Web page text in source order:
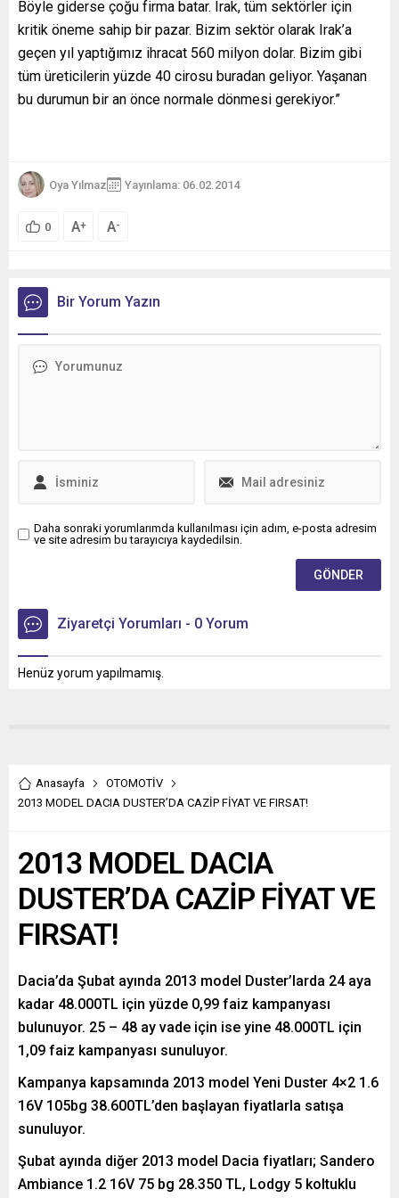
Böyle giderse çoğu firma batar. Irak, tüm sektörler için
kritik öneme sahip bir pazar. Bizim sektör olarak Irak’a
geçen yıl yaptığımız ihracat 560 milyon dolar. Bizim gibi
tüm üreticilerin yüzde 40 cirosu buradan geliyor. Yaşanan
bu durumun bir an önce normale dönmesi gerekiyor.”
Oya Yılmaz Yayınlama: 06.02.2014
0 A+ A-
Bir Yorum Yazın
Daha sonraki yorumlarımda kullanılması için adım, e-posta adresim
ve site adresim bu tarayıcıya kaydedilsin.
Ziyaretçi Yorumları - 0 Yorum
Henüz yorum yapılmamış.
Anasayfa
OTOMOTİV
2013 MODEL DACIA DUSTER’DA CAZİP FİYAT VE FIRSAT!
2013 MODEL DACIA
DUSTER’DA CAZİP FİYAT VE
FIRSAT!
Dacia’da Şubat ayında 2013 model Duster’larda 24 aya
kadar 48.000TL için yüzde 0,99 faiz kampanyası
bulunuyor. 25 – 48 ay vade için ise yine 48.000TL için
1,09 faiz kampanyası sunuluyor.
Kampanya kapsamında 2013 model Yeni Duster 4×2 1.6
16V 105bg 38.600TL’den başlayan fiyatlarla satışa
sunuluyor.
Şubat ayında diğer 2013 model Dacia fiyatları; Sandero
Ambiance 1.2 16V 75 bg 28.350 TL, Lodgy 5 koltuklu